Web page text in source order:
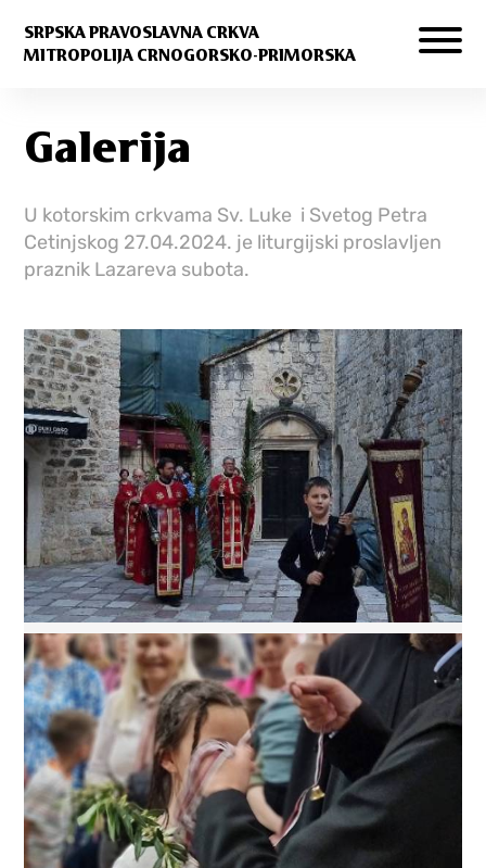
SRPSKA PRAVOSLAVNA CRKVA
MITROPOLIJA CRNOGORSKO-PRIMORSKA
Galerija
U kotorskim crkvama Sv. Luke i Svetog Petra
Cetinjskog 27.04.2024. je liturgijski proslavljen
praznik Lazareva subota.